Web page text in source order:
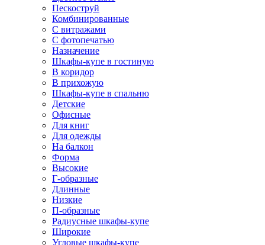
Пескоструй
Комбинированные
С витражами
С фотопечатью
Назначение
Шкафы-купе в гостиную
В коридор
В прихожую
Шкафы-купе в спальню
Детские
Офисные
Для книг
Для одежды
На балкон
Форма
Высокие
Г-образные
Длинные
Низкие
П-образные
Радиусные шкафы-купе
Широкие
Угловые шкафы-купе